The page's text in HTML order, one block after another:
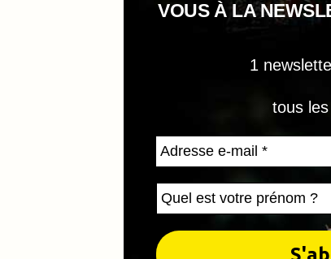
VOUS À LA
1
tous